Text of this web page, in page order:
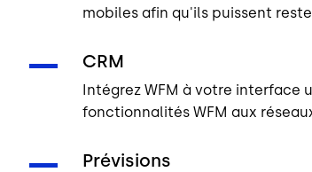
mobiles afin qu'ils puissent
CRM
Intégrez WFM à votre interface
fonctionnalités WFM aux
Prévisions